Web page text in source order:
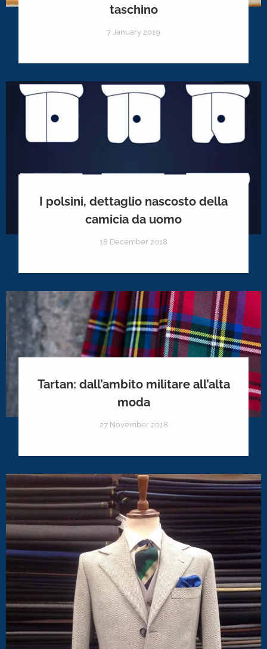
taschino
7 January 2019
I polsini, dettaglio nascosto della
camicia da uomo
18 December 2018
Tartan: dall’ambito militare all’alta
moda
27 November 2018